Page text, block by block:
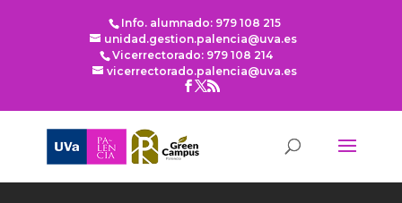
Info. alumnado: 979 108 215
unidad.gestion.palencia@uva.es
Vicerrectorado: 979 108 214
vicerrectorado.palencia@uva.es